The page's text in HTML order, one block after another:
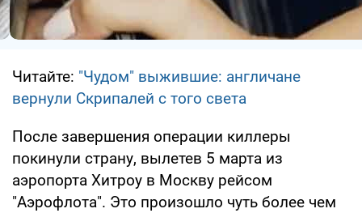
Читайте: "Чудом" выжившие: англичане
вернули Скрипалей с того света
После завершения операции киллеры
покинули страну, вылетев 5 марта из
аэропорта Хитроу в Москву рейсом
"Аэрофлота". Это произошло чуть более чем